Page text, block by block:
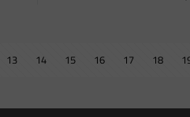
13 14 15 16 17 18